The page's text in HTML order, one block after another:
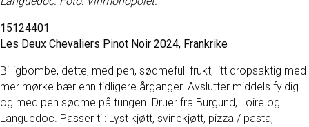
15124401
Les Deux Chevaliers Pinot Noir 2024, Frankrike
Billigbombe, dette, med pen, sødmefull frukt, litt dropsaktig med
mer mørke bær enn tidligere årganger. Avslutter middels fyldig
og med pen sødme på tungen. Druer fra Burgund, Loire og
Languedoc. Passer til: Lyst kjøtt, svinekjøtt, pizza / pasta,